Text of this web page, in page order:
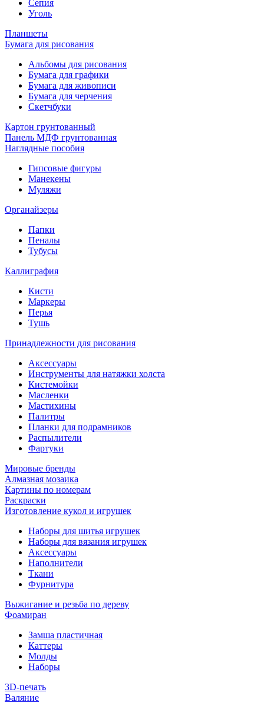
Сепия
Уголь
Планшеты
Бумага для рисования
Альбомы для рисования
Бумага для графики
Бумага для живописи
Бумага для черчения
Скетчбуки
Картон грунтованный
Панель МДФ грунтованная
Наглядные пособия
Гипсовые фигуры
Манекены
Муляжи
Органайзеры
Папки
Пеналы
Тубусы
Каллиграфия
Кисти
Маркеры
Перья
Тушь
Принадлежности для рисования
Аксессуары
Инструменты для натяжки холста
Кистемойки
Масленки
Мастихины
Палитры
Планки для подрамников
Распылители
Фартуки
Мировые бренды
Алмазная мозаика
Картины по номерам
Раскраски
Изготовление кукол и игрушек
Наборы для шитья игрушек
Наборы для вязания игрушек
Аксессуары
Наполнители
Ткани
Фурнитура
Выжигание и резьба по дереву
Фоамиран
Замша пластичная
Каттеры
Молды
Наборы
3D-печать
Валяние